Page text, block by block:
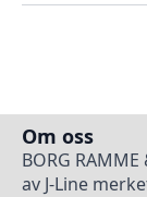
Om oss
BORG
av J-Line